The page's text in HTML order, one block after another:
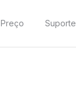
Preço Suporte